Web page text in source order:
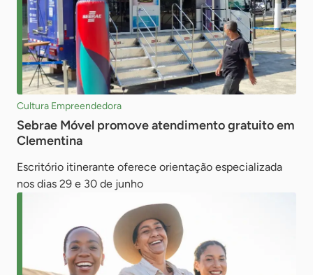
Cultura Empreendedora
Sebrae Móvel promove atendimento gratuito em
Clementina
Escritório itinerante oferece orientação especializada
nos dias 29 e 30 de junho